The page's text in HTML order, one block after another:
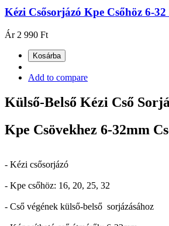
Kézi Csősorjázó Kpe Csőhöz 6-32
Ár 2 990 Ft
Kosárba
Add to compare
Külső-Belső Kézi Cső
Kpe Csövekhez 6-32mm
- Kézi csősorjázó
- Kpe csőhöz: 16, 20, 25, 32
- Cső végének külső-belső sorjázásához